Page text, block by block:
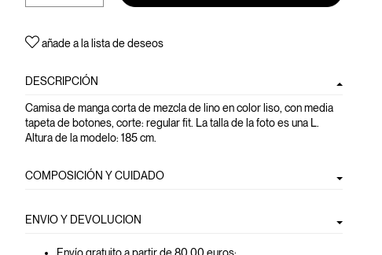
añade a la lista de deseos
DESCRIPCIÓN
Camisa de manga corta de mezcla de lino en color liso, con media
tapeta de botones, corte: regular fit. La talla de la foto es una L.
Altura de la modelo: 185 cm.
COMPOSICIÓN Y CUIDADO
ENVIO Y DEVOLUCION